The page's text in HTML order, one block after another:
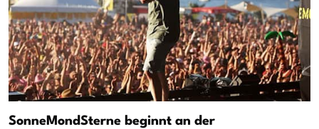
SonneMondSterne beginnt an der